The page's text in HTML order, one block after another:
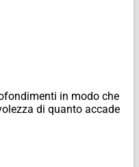
in modo che
di quanto accade